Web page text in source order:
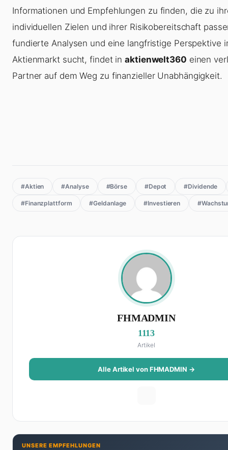
Informationen und Empfehlungen zu finden, die zu
individuellen Zielen und ihrer Risikobereitschaft
fundierte Analysen und eine langfristige Perspektive
Aktienmarkt sucht, findet inaktienwelt360 einen
Partner auf dem Weg zu finanzieller Unabhängigkeit.
#Aktien #Analyse #Börse #Depot #Dividende
#Finanzplattform #Geldanlage #Investieren
FHMADMIN
1113
Artikel
Alle Artikel von FHMADMIN →
UNSERE EMPFEHLUNGEN